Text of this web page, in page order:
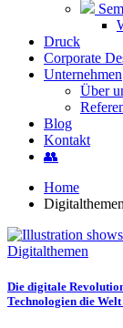
Druck
Corporate
Unternehmen
Über
Blog
Kontakt
👥
Home
Digitalthemen
Digitalthemen
Die digitale
Technologien die